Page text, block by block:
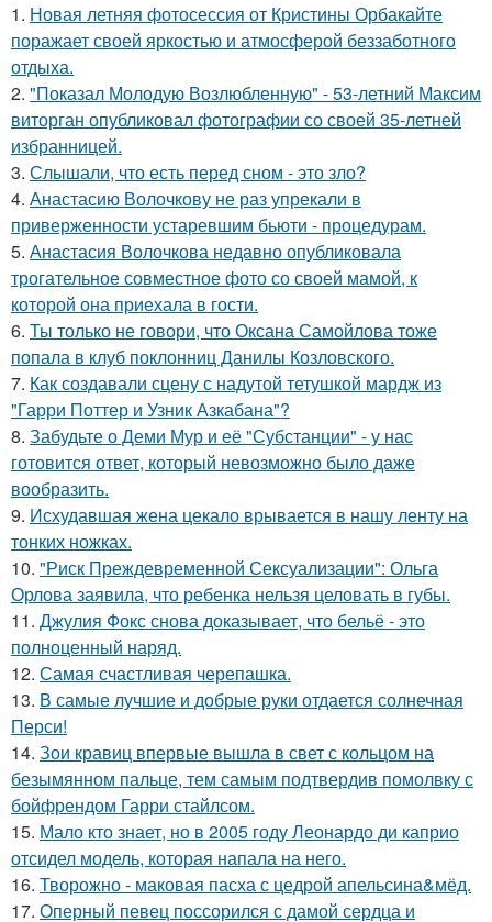
1. Новая летняя фотосессия от Кристины Орбакайте
поражает своей яркостью и атмосферой беззаботного
отдыха.
2. "Показал Молодую Возлюбленную" - 53-летний Максим
виторган опубликовал фотографии со своей 35-летней
избранницей.
3. Слышали, что есть перед сном - это зло?
4. Анастасию Волочкову не раз упрекали в
приверженности устаревшим бьюти - процедурам.
5. Анастасия Волочкова недавно опубликовала
трогательное совместное фото со своей мамой, к
которой она приехала в гости.
6. Ты только не говори, что Оксана Самойлова тоже
попала в клуб поклонниц Данилы Козловского.
7. Как создавали сцену с надутой тетушкой мардж из
"Гарри Поттер и Узник Азкабана"?
8. Забудьте о Деми Мур и её "Субстанции" - у нас
готовится ответ, который невозможно было даже
вообразить.
9. Исхудавшая жена цекало врывается в нашу ленту на
тонких ножках.
10. "Риск Преждевременной Сексуализации": Ольга
Орлова заявила, что ребенка нельзя целовать в губы.
11. Джулия Фокс снова доказывает, что бельё - это
полноценный наряд.
12. Самая счастливая черепашка.
13. В самые лучшие и добрые руки отдается солнечная
Перси!
14. Зои кравиц впервые вышла в свет с кольцом на
безымянном пальце, тем самым подтвердив помолвку с
бойфрендом Гарри стайлсом.
15. Мало кто знает, но в 2005 году Леонардо ди каприо
отсидел модель, которая напала на него.
16. Творожно - маковая пасха с цедрой апельсина&мёд.
17. Оперный певец поссорился с дамой сердца и